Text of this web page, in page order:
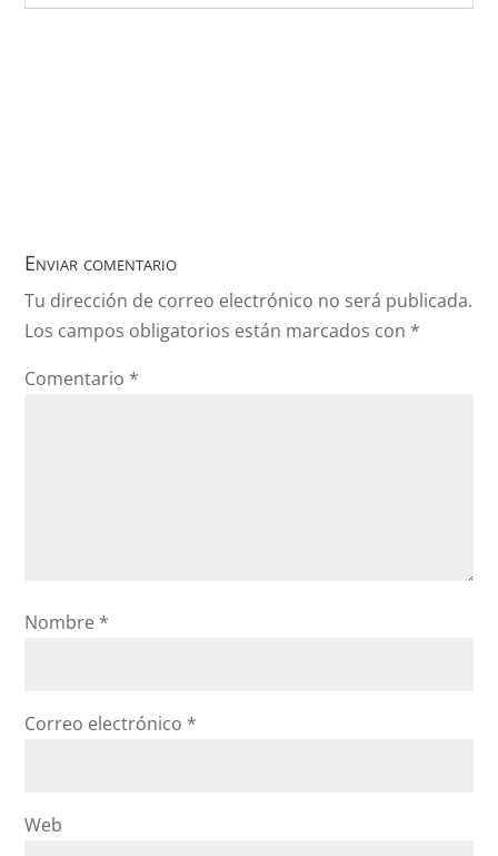
Enviar comentario
Tu dirección de correo electrónico no será publicada.
Los campos obligatorios están marcados con *
Comentario *
Nombre *
Correo electrónico *
Web